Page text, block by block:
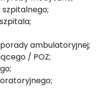
ambulatoryjnej;
/ POZ;